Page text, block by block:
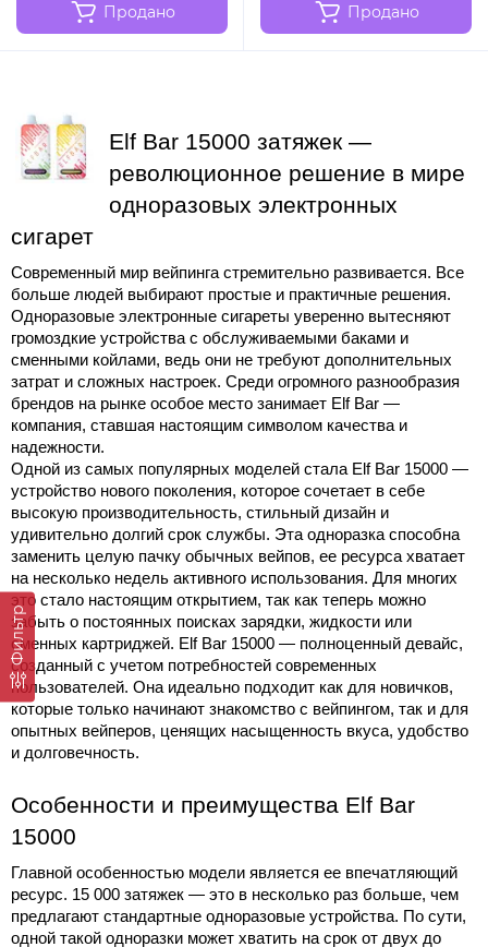
Фильтр
Продано Продано
Elf Bar 15000 затяжек —
революционное решение в мире
одноразовых электронных
сигарет
Современный мир вейпинга стремительно развивается. Все
больше людей выбирают простые и практичные решения.
Одноразовые электронные сигареты уверенно вытесняют
громоздкие устройства с обслуживаемыми баками и
сменными койлами, ведь они не требуют дополнительных
затрат и сложных настроек. Среди огромного разнообразия
брендов на рынке особое место занимает Elf Bar —
компания, ставшая настоящим символом качества и
надежности.
Одной из самых популярных моделей стала Elf Bar 15000 —
устройство нового поколения, которое сочетает в себе
высокую производительность, стильный дизайн и
удивительно долгий срок службы. Эта одноразка способна
заменить целую пачку обычных вейпов, ее ресурса хватает
на несколько недель активного использования. Для многих
это стало настоящим открытием, так как теперь можно
забыть о постоянных поисках зарядки, жидкости или
сменных картриджей. Elf Bar 15000 — полноценный девайс,
созданный с учетом потребностей современных
пользователей. Она идеально подходит как для новичков,
которые только начинают знакомство с вейпингом, так и для
опытных вейперов, ценящих насыщенность вкуса, удобство
и долговечность.
Особенности и преимущества Elf Bar
15000
Главной особенностью модели является ее впечатляющий
ресурс. 15 000 затяжек — это в несколько раз больше, чем
предлагают стандартные одноразовые устройства. По сути,
одной такой одноразки может хватить на срок от двух до